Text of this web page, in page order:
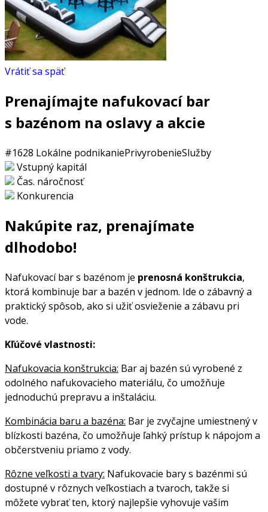
Vrátiť sa späť
Prenajímajte nafukovací bar
s bazénom na oslavy a akcie
#1628 Lokálne podnikaniePrivyrobenieSlužby
Vstupný kapitál
Čas. náročnosť
Konkurencia
Nakúpite raz, prenajímate
dlhodobo!
Nafukovací bar s bazénom je prenosná konštrukcia,
ktorá kombinuje bar a bazén v jednom. Ide o zábavný a
praktický spôsob, ako si užiť osvieženie a zábavu pri
vode.
Kľúčové vlastnosti:
Nafukovacia konštrukcia: Bar aj bazén sú vyrobené z
odolného nafukovacieho materiálu, čo umožňuje
jednoduchú prepravu a inštaláciu.
Kombinácia baru a bazéna: Bar je zvyčajne umiestnený v
blízkosti bazéna, čo umožňuje ľahký prístup k nápojom a
občerstveniu priamo z vody.
Rôzne veľkosti a tvary: Nafukovacie bary s bazénmi sú
dostupné v rôznych veľkostiach a tvaroch, takže si
môžete vybrať ten, ktorý najlepšie vyhovuje vašim